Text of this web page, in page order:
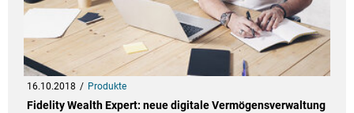
16.10.2018 Produkte
Fidelity Wealth Expert: neue digitale Vermögensverwaltung